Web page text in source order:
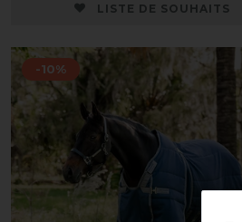
LISTE DE SOUHAITS
-10%